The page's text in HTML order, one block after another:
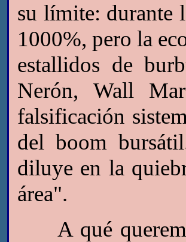
su límite: durante
1000%, pero la
estallidos de
Nerón, Wall
falsificación
del boom
diluye en la
área".
A qué